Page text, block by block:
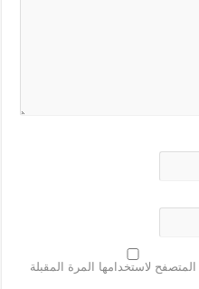
المتصفح لاستخدامها المرة المقبلة